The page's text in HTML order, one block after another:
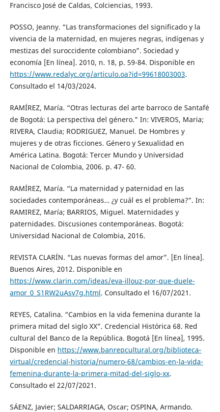
Francisco José de Caldas, Colciencias, 1993.
POSSO, Jeanny. “Las transformaciones del significado y la
vivencia de la maternidad, en mujeres negras, indígenas y
mestizas del suroccidente colombiano”. Sociedad y
economía [En línea]. 2010, n. 18, p. 59-84. Disponible en
https://www.redalyc.org/articulo.oa?id=99618003003.
Consultado el 14/03/2024.
RAMÍREZ, María. “Otras lecturas del arte barroco de Santafé
de Bogotá: La perspectiva del género.” In: VIVEROS, Maria;
RIVERA, Claudia; RODRIGUEZ, Manuel. De Hombres y
mujeres y de otras ficciones. Género y Sexualidad en
América Latina. Bogotá: Tercer Mundo y Universidad
Nacional de Colombia, 2006. p. 47- 60.
RAMÍREZ, María. “La maternidad y paternidad en las
sociedades contemporáneas… ¿y cuál es el problema?”. In:
RAMIREZ, María; BARRIOS, Miguel. Maternidades y
paternidades. Discusiones contemporáneas. Bogotá:
Universidad Nacional de Colombia, 2016.
REVISTA CLARÍN. “Las nuevas formas del amor”. [En línea].
Buenos Aires, 2012. Disponible en
https://www.clarin.com/ideas/eva-illouz-por-que-duele-
amor_0_S1RW2uAsv7g.html. Consultado el 16/07/2021.
REYES, Catalina. “Cambios en la vida femenina durante la
primera mitad del siglo XX”. Credencial Histórica 68. Red
cultural del Banco de la República. Bogotá [En línea], 1995.
Disponible en https://www.banrepcultural.org/biblioteca-
virtual/credencial-historia/numero-68/cambios-en-la-vida-
femenina-durante-la-primera-mitad-del-siglo-xx.
Consultado el 22/07/2021.
SÁENZ, Javier; SALDARRIAGA, Oscar; OSPINA, Armando.